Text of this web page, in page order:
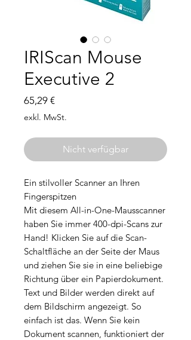
IRIScan Mouse
Executive 2
65,29 €Preis
exkl. MwSt.
Nicht verfügbar
Ein stilvoller Scanner an Ihren
Fingerspitzen
Mit diesem All-in-One-Mausscanner
haben Sie immer 400-dpi-Scans zur
Hand! Klicken Sie auf die Scan-
Schaltfläche an der Seite der Maus
und ziehen Sie sie in eine beliebige
Richtung über ein Papierdokument.
Text und Bilder werden direkt auf
dem Bildschirm angezeigt. So
einfach ist das. Wenn Sie kein
Dokument scannen, funktioniert der